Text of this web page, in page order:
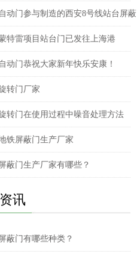
动门参与制造的西安8号线站台屏蔽
特雷项目站台门已发往上海港
动门恭祝大家新年快乐安康！
转门厂家
转门在使用过程中噪音处理方法
铁屏蔽门生产厂家
蔽门生产厂家有哪些？
讯
蔽门有哪些种类？